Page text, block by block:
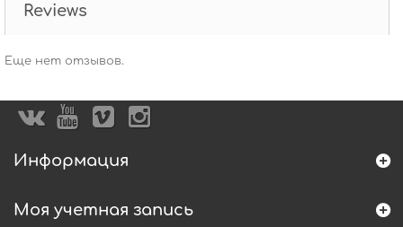
Reviews
Еще нет отзывов.
Информация
Моя учетная запись